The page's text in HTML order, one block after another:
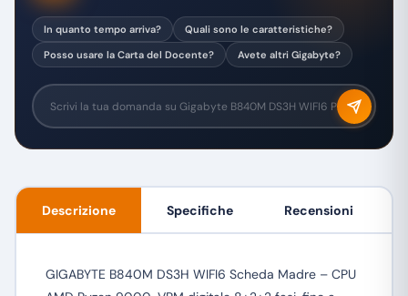
In quanto tempo arriva?
Quali sono le caratteristiche?
Posso usare la Carta del Docente?
Avete altri Gigabyte?
Descrizione Specifiche Recensioni
GIGABYTE B840M DS3H WIFI6 Scheda Madre – CPU